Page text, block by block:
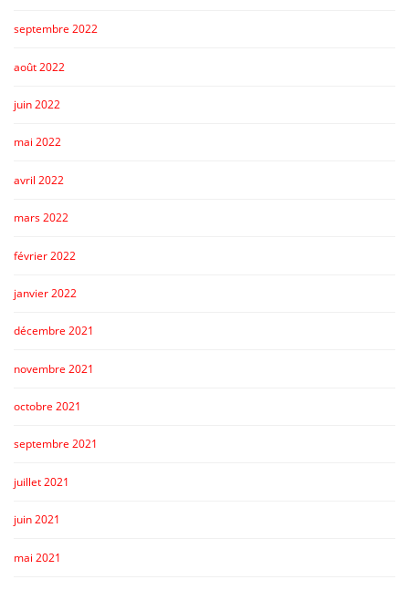
septembre 2022
août 2022
juin 2022
mai 2022
avril 2022
mars 2022
février 2022
janvier 2022
décembre 2021
novembre 2021
octobre 2021
septembre 2021
juillet 2021
juin 2021
mai 2021